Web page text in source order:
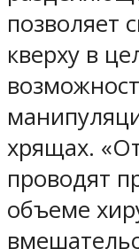
позволяет
кверху в
хрящах.
проводят
объеме